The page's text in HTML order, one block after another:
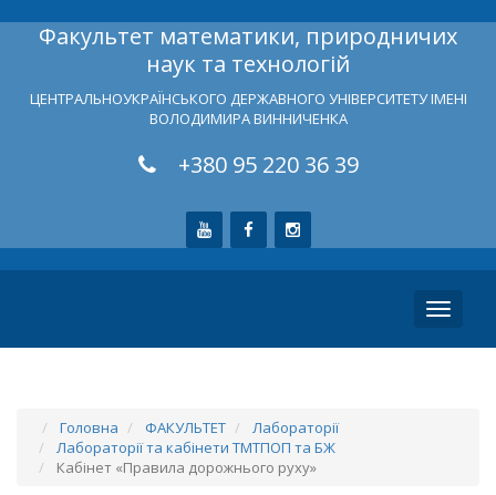
Факультет математики, природничих
наук та технологій
ЦЕНТРАЛЬНОУКРАЇНСЬКОГО ДЕРЖАВНОГО УНІВЕРСИТЕТУ ІМЕНІ
ВОЛОДИМИРА ВИННИЧЕНКА
+380 95 220 36 39
Toggle
Головна ФАКУЛЬТЕТ
Лабораторії
Лабораторії та кабінети ТМТПОП та БЖ
Кабінет «Правила дорожнього руху»